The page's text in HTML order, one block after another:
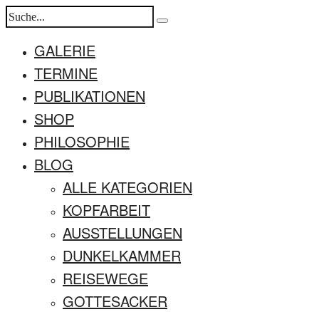
GALERIE
TERMINE
PUBLIKATIONEN
SHOP
PHILOSOPHIE
BLOG
ALLE KATEGORIEN
KOPFARBEIT
AUSSTELLUNGEN
DUNKELKAMMER
REISEWEGE
GOTTESACKER